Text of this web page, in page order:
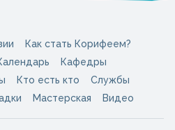
Как стать Корифеем?
Кафедры
Кто есть кто
Службы
Мастерская Видео